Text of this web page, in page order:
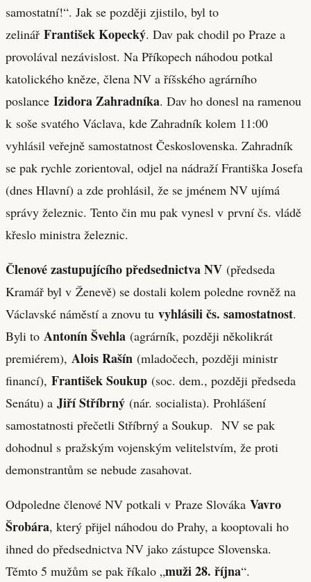
samostatní!“. Jak se později zjistilo, byl to
zelinář František Kopecký. Dav pak chodil po Praze a
provolával nezávislost. Na Příkopech náhodou potkal
katolického kněze, člena NV a říšského agrárního
poslance Izidora Zahradníka. Dav ho donesl na ramenou
k soše svatého Václava, kde Zahradník kolem 11:00
vyhlásil veřejně samostatnost Československa. Zahradník
se pak rychle zorientoval, odjel na nádraží Františka Josefa
(dnes Hlavní) a zde prohlásil, že se jménem NV ujímá
správy železnic. Tento čin mu pak vynesl v první čs. vládě
křeslo ministra železnic.
Členové zastupujícího předsednictva NV (předseda
Kramář byl v Ženevě) se dostali kolem poledne rovněž na
Václavské náměstí a znovu tu vyhlásili čs. samostatnost.
Byli to Antonín Švehla (agrárník, později několikrát
premiérem), Alois Rašín (mladočech, později ministr
financí), František Soukup (soc. dem., později předseda
Senátu) a Jiří Stříbrný (nár. socialista). Prohlášení
samostatnosti přečetli Stříbrný a Soukup. NV se pak
dohodnul s pražským vojenským velitelstvím, že proti
demonstrantům se nebude zasahovat.
Odpoledne členové NV potkali v Praze Slováka Vavro
Šrobára, který přijel náhodou do Prahy, a kooptovali ho
ihned do předsednictva NV jako zástupce Slovenska.
Těmto 5 mužům se pak říkalo „muži 28. října“.